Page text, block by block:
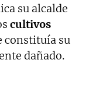
su alcalde
cultivos
constituía su
dañado.